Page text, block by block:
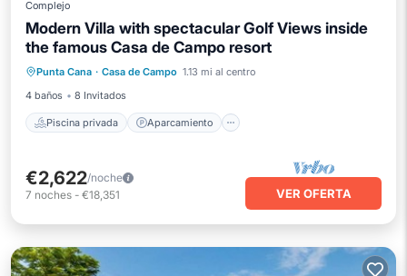
Complejo
Modern Villa with spectacular Golf Views inside
the famous Casa de Campo resort
Punta Cana · Casa de Campo 1.13 mi al centro
4 baños
8 Invitados
Piscina privada Aparcamiento
Piscina privada
Aparcamiento
Piscina
Balcón/Terraza
€2,622/noche
7 noches - €18,351 VER OFERTA